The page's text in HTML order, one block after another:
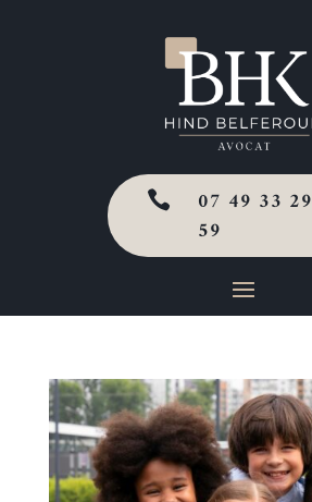

07 49 33 29
59